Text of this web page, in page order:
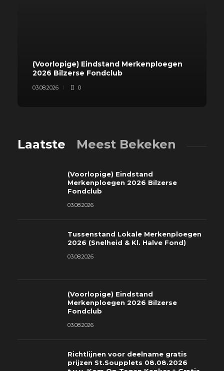
(Voorlopige) Eindstand Merkenploegen
2026 Bilzerse Fondclub
03.08.2026 0
Laatste Meest Bekeken
(Voorlopige) Eindstand
Merkenploegen 2026 Bilzerse
Fondclub
03.08.2026
Tussenstand Lokale Merkenploegen
2026 (Snelheid & Kl. Halve Fond)
03.08.2026
(Voorlopige) Eindstand
Merkenploegen 2026 Bilzerse
Fondclub
03.08.2026
Richtlijnen voor deelname gratis
prijzen St.Soupplets 08.08.2026